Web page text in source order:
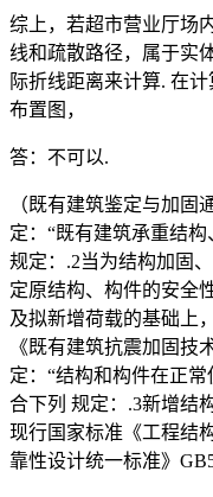
综上，若超市营业厅场
线和疏散路径，属于实
际折线距离来计算. 在
布置图，
答：不可以.
（既有建筑鉴定与加固
定：“既有建筑承重结
规定：.2当为结构加固
定原结构、构件的安全
及拟新增荷载的基础上
《既有建筑抗震加固技
定：“结构和构件在正
合下列 规定：.3新增结
现行国家标准《工程结
靠性设计统一标准》